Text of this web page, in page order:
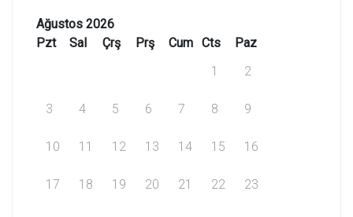
Ağustos 2026
Pzt
Sal Çrş Prş Cum Cts
Paz
1
2
3 4 5 6 7 8 9
10 11 12 13 14 15 16
17 18 19 20 21 22 23